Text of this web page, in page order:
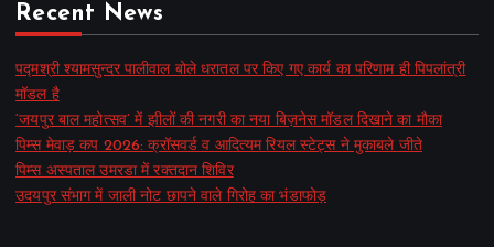
Recent News
पद्मश्री श्यामसुन्दर पालीवाल बोले धरातल पर किए गए कार्य का परिणाम ही पिपलांत्री
मॉडल है
‘जयपुर बाल महोत्सव’ में झीलों की नगरी का नया बिज़नेस मॉडल दिखाने का मौका
पिम्स मेवाड़ कप 2026: क्रॉसवर्ड व आदित्यम रियल स्टेट्स ने मुकाबले जीते
पिम्स अस्पताल उमरडा में रक्तदान शिविर
उदयपुर संभाग में जाली नोट छापने वाले गिरोह का भंडाफोड़